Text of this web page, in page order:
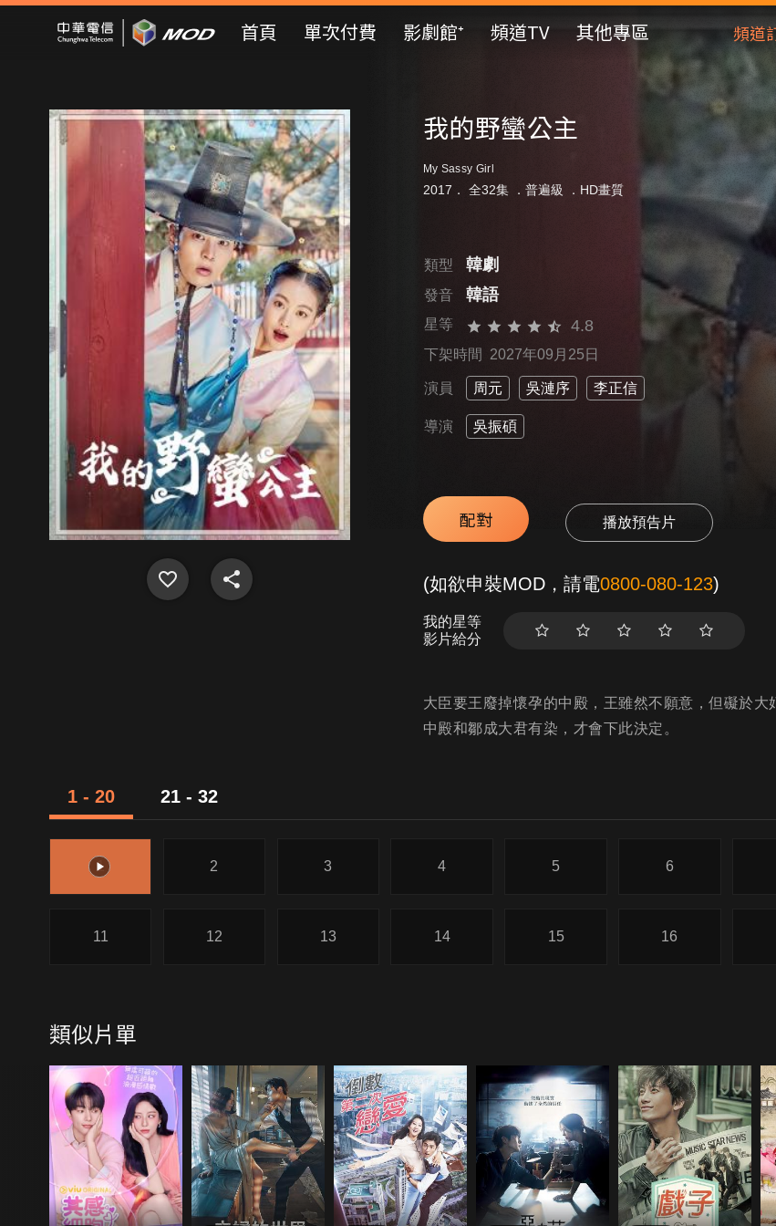
Mod Web
首頁 單次付費 影劇館⁺ 頻道TV 其他專區 頻道
我的野蠻公主
My Sassy Girl
2017． 全32集 ． 普遍級 ．HD畫質
類型 韓劇
發音 韓語
星等 4.8
下架時間 2027年09月25日
演員 周元 吳漣序 李正信
導演 吳振碩
配對 播放預告片
(如欲申裝MOD，請電0800-080-123)
我的星等
影片給分
大臣要王廢掉懷孕的中殿，王雖然不願意，但礙於
中殿和鄒成大君有染，才會下此決定。
1 - 20 21 - 32
1 2 3 4 5 6
11 12 13 14 15 16
類似片單